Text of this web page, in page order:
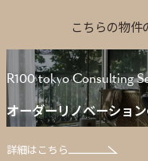
こちらの物件
R100 tokyo Consulting
オーダーリノベーショ
詳細はこちら